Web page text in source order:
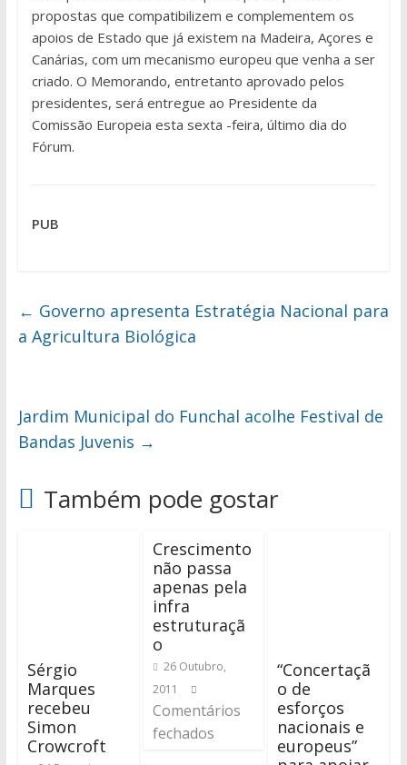
propostas que compatibilizem e complementem os
apoios de Estado que já existem na Madeira, Açores e
Canárias, com um mecanismo europeu que venha a ser
criado. O Memorando, entretanto aprovado pelos
presidentes, será entregue ao Presidente da
Comissão Europeia esta sexta -feira, último dia do
Fórum.
PUB
← Governo apresenta Estratégia Nacional para
a Agricultura Biológica
Jardim Municipal do Funchal acolhe Festival de
Bandas Juvenis →
Também pode gostar
Sérgio
Marques
recebeu
Simon
Crowcroft
Crescimento
não passa
apenas pela
infra
estruturaçã
o
26 Outubro,
2011
Comentários
fechados
“Concertaçã
o de
esforços
nacionais e
europeus”